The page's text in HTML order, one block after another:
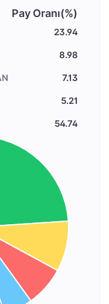
Pay Oranı(%)
23.94
8.98
7.13
5.21
54.74